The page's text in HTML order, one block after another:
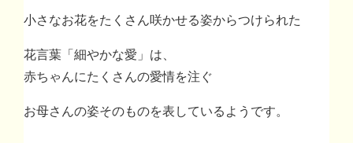
小さなお花をたくさん咲かせる姿からつけられた
花言葉「細やかな愛」は、
赤ちゃんにたくさんの愛情を注ぐ
お母さんの姿そのものを表しているようです。